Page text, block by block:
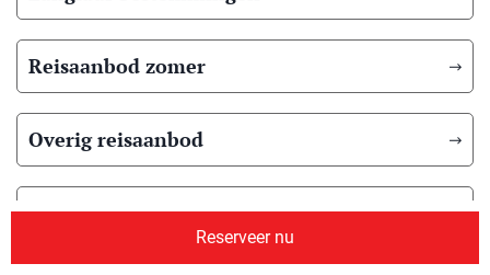
Reserveer nu
Reisaanbod zomer
Overig reisaanbod
Over ons